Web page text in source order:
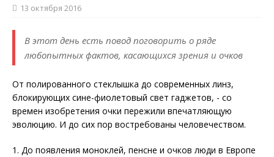
13 октября 2016
В этот день есть повод поговорить о ряде
любопытных фактов, касающихся зрения и очков
От полированного стеклышка до современных линз,
блокирующих сине-фиолетовый свет гаджетов, - со
времен изобретения очки пережили впечатляющую
эволюцию. И до сих пор востребованы человечеством.
1. До появления моноклей, пенсне и очков люди в Европе